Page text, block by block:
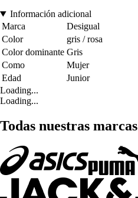
Información adicional
Marca
Desigual
Color
gris / rosa
Color dominante Gris
Como
Mujer
Edad
Junior
Loading...
Loading...
Todas nuestras marcas